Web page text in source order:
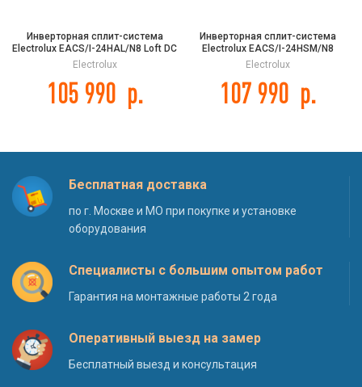
Инверторная сплит-система
Electrolux EACS/I-24HAL/N8 Loft DC
Inverter
Electrolux
105 990 р.
Инверторная сплит-система
Electrolux EACS/I-24HSM/N8
Smartline DC Inverter
Electrolux
107 990 р.
Бесплатная доставка
по г. Москве и МО при покупке и установке
оборудования
Специалисты с большим опытом работ
Гарантия на монтажные работы 2 года
Оперативный выезд на замер
Бесплатный выезд и консультация